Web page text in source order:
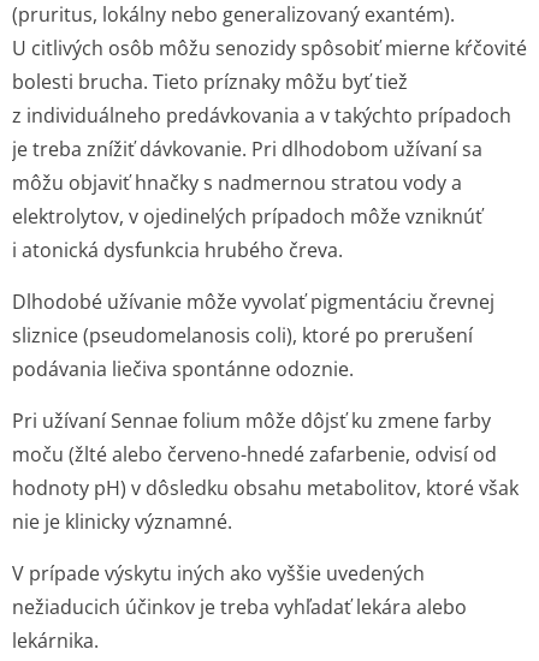
(pruritus, lokálny nebo generalizovaný exantém).
U citlivých osôb môžu senozidy spôsobiť mierne kŕčovité
bolesti brucha. Tieto príznaky môžu byť tiež
z individuálneho predávkovania a v takýchto prípadoch
je treba znížiť dávkovanie. Pri dlhodobom užívaní sa
môžu objaviť hnačky s nadmernou stratou vody a
elektrolytov, v ojedinelých prípadoch môže vzniknúť
i atonická dysfunkcia hrubého čreva.
Dlhodobé užívanie môže vyvolať pigmentáciu črevnej
sliznice (pseudomelanosis coli), ktoré po prerušení
podávania liečiva spontánne odoznie.
Pri užívaní Sennae folium môže dôjsť ku zmene farby
moču (žlté alebo červeno-hnedé zafarbenie, odvisí od
hodnoty pH) v dôsledku obsahu metabolitov, ktoré však
nie je klinicky významné.
V prípade výskytu iných ako vyššie uvedených
nežiaducich účinkov je treba vyhľadať lekára alebo
lekárnika.